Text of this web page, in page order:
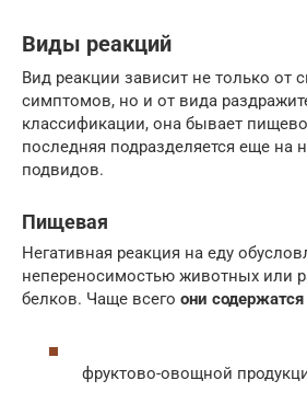
Виды реакций
Вид реакции зависит не только от
симптомов, но и от вида
классификации, она бывает
последняя подразделяется еще на
подвидов.
Пищевая
Негативная реакция на еду
непереносимостью животных или
белков. Чаще всего они содержатся
фруктово-овощной